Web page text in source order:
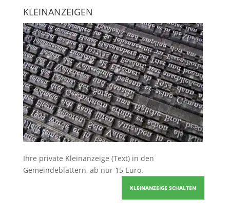
KLEINANZEIGEN
Ihre private Kleinanzeige (Text) in den
Gemeindeblättern, ab nur 15 Euro.
KLEINANZEIGE SCHALTEN